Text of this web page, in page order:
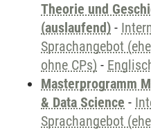
Theorie und
(auslaufend) -
Sprachangebot
ohne CPs) -
Masterprogramm
& Data Science -
Sprachangebot